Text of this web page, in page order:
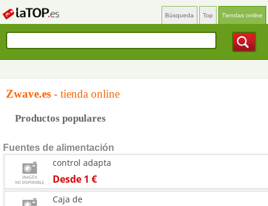
Búsqueda Top Tiendas online
Zwave.es - tienda online
Productos populares
Fuentes de alimentación
Desde 1 €
control adapta
Caja de